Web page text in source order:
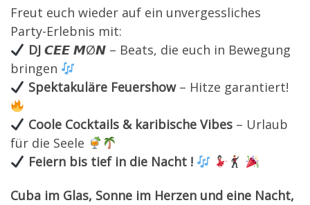
Freut euch wieder auf ein unvergessliches
Party-Erlebnis mit:
DJ𝘾𝙀𝙀 𝙈Ø𝙉 – Beats, die euch in Bewegung
bringen
Spektakuläre Feuershow– Hitze garantiert!
Coole Cocktails & karibische Vibes– Urlaub
für die Seele
Feiern bis tief in die Nacht !
Cuba im Glas, Sonne im Herzen und eine Nacht,